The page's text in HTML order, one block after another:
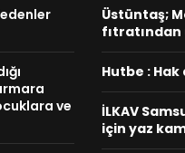
ve
Üstüntaş;
fıtratından
Hutbe : Hak
İLKAV
için yaz